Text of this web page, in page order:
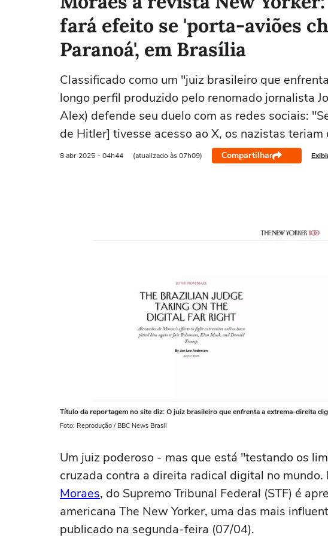
fará efeito se 'porta-aviões
Paranoá', em Brasília
Classificado como um "juiz brasileiro que
longo perfil produzido pelo renomado jornalista
Alex) defende seu duelo com as redes sociais:
de Hitler] tivesse acesso ao X, os nazistas
8 abr 2025 - 04h44 (atualizado às 07h09) Compartilhar
Título da reportagem no site diz: O juiz brasileiro que enfrenta a extrema-direita
Foto: Reprodução / BBC News Brasil
Um juiz poderoso - mas que está "testando os
cruzada contra a direita radical digital no mundo.
Moraes, do Supremo Tribunal Federal (STF) é
americana The New Yorker, uma das mais
publicado na segunda-feira (07/04).